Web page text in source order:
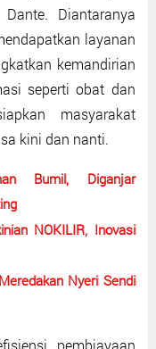
Diantaranya
layanan
kemandirian
seperti obat dan
masyarakat
kini dan nanti.
Bumil, Diganjar
NOKILIR, Inovasi
Nyeri Sendi